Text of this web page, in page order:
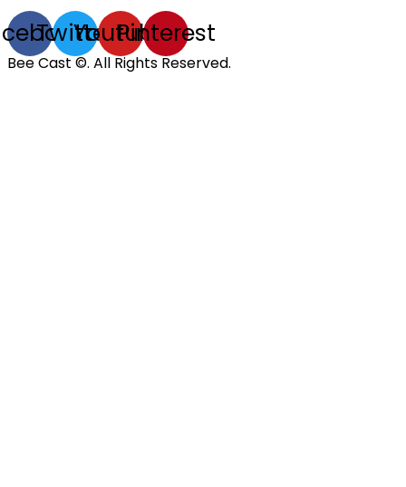
TwitterYoutube
Pinterest
Bee Cast ©. All Rights Reserved.